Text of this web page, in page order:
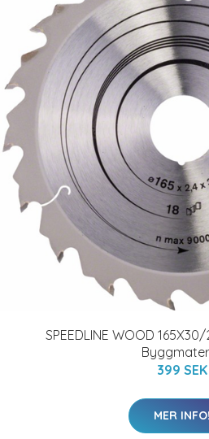
SPEEDLINE WOOD
399 SEK
MER INFO!